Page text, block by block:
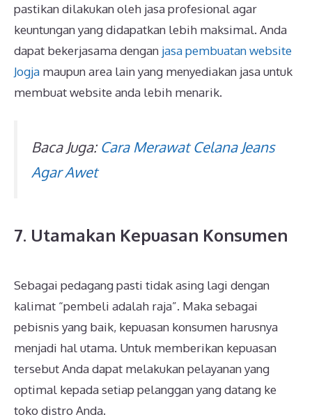
pastikan dilakukan oleh jasa profesional agar
keuntungan yang didapatkan lebih maksimal. Anda
dapat bekerjasama dengan jasa pembuatan website
Jogja maupun area lain yang menyediakan jasa untuk
membuat website anda lebih menarik.
Baca Juga:Cara Merawat Celana Jeans
Agar Awet
7. Utamakan Kepuasan Konsumen
Sebagai pedagang pasti tidak asing lagi dengan
kalimat “pembeli adalah raja”. Maka sebagai
pebisnis yang baik, kepuasan konsumen harusnya
menjadi hal utama. Untuk memberikan kepuasan
tersebut Anda dapat melakukan pelayanan yang
optimal kepada setiap pelanggan yang datang ke
toko distro Anda.